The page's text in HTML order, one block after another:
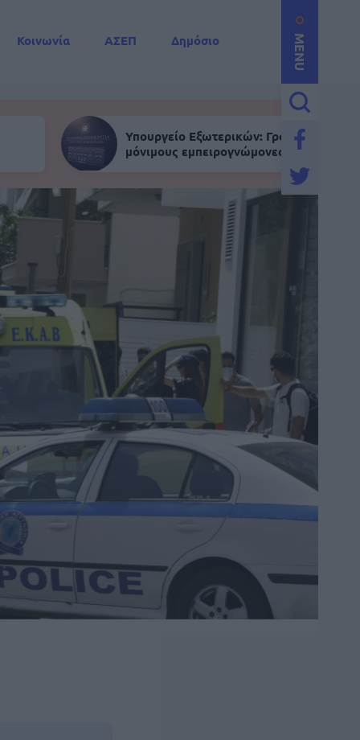
MENU
Κοινωνία ΑΣΕΠ Δημόσιο
Υπουργείο Εξωτερικών: Γραπτός για
μόνιμους εμπειρογνώμονες